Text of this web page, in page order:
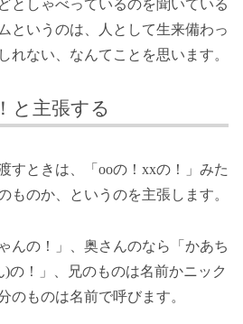
としゃべっているのを聞いている
というのは、人として生来備わっ
れない、なんてことを思います。
と主張する
すときは、「ooの！xxの！」みた
ものか、というのを主張します。
んの！」、奥さんのなら「かあち
の！」、兄のものは名前かニック
のものは名前で呼びます。